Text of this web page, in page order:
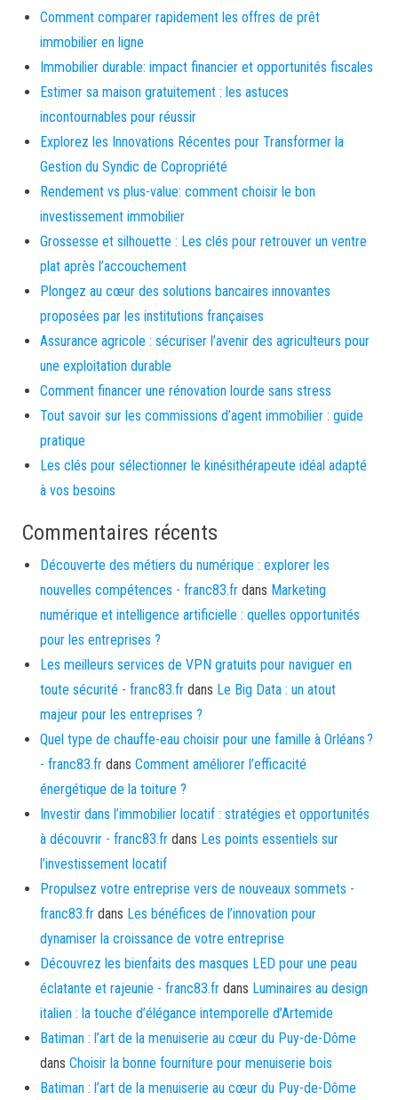
Comment comparer rapidement les offres de prêt
immobilier en ligne
Immobilier durable: impact financier et opportunités fiscales
Estimer sa maison gratuitement : les astuces
incontournables pour réussir
Explorez les Innovations Récentes pour Transformer la
Gestion du Syndic de Copropriété
Rendement vs plus-value: comment choisir le bon
investissement immobilier
Grossesse et silhouette : Les clés pour retrouver un ventre
plat après l’accouchement
Plongez au cœur des solutions bancaires innovantes
proposées par les institutions françaises
Assurance agricole : sécuriser l’avenir des agriculteurs pour
une exploitation durable
Comment financer une rénovation lourde sans stress
Tout savoir sur les commissions d’agent immobilier : guide
pratique
Les clés pour sélectionner le kinésithérapeute idéal adapté
à vos besoins
Commentaires récents
Découverte des métiers du numérique : explorer les
nouvelles compétences - franc83.fr dans Marketing
numérique et intelligence artificielle : quelles opportunités
pour les entreprises ?
Les meilleurs services de VPN gratuits pour naviguer en
toute sécurité - franc83.fr dans Le Big Data : un atout
majeur pour les entreprises ?
Quel type de chauffe-eau choisir pour une famille à Orléans ?
- franc83.fr dans Comment améliorer l’efficacité
énergétique de la toiture ?
Investir dans l’immobilier locatif : stratégies et opportunités
à découvrir - franc83.fr dans Les points essentiels sur
l’investissement locatif
Propulsez votre entreprise vers de nouveaux sommets -
franc83.fr dans Les bénéfices de l’innovation pour
dynamiser la croissance de votre entreprise
Découvrez les bienfaits des masques LED pour une peau
éclatante et rajeunie - franc83.fr dans Luminaires au design
italien : la touche d’élégance intemporelle d’Artemide
Batiman : l’art de la menuiserie au cœur du Puy-de-Dôme
dans Choisir la bonne fourniture pour menuiserie bois
Batiman : l’art de la menuiserie au cœur du Puy-de-Dôme